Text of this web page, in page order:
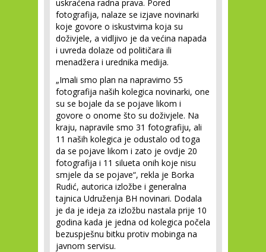
uskraćena radna prava. Pored
fotografija, nalaze se izjave novinarki
koje govore o iskustvima koja su
doživjele, a vidljivo je da većina napada
i uvreda dolaze od političara ili
menadžera i urednika medija.
„Imali smo plan na napravimo 55
fotografija naših kolegica novinarki, one
su se bojale da se pojave likom i
govore o onome što su doživjele. Na
kraju, napravile smo 31 fotografiju, ali
11 naših kolegica je odustalo od toga
da se pojave likom i zato je ovdje 20
fotografija i 11 silueta onih koje nisu
smjele da se pojave“, rekla je Borka
Rudić, autorica izložbe i generalna
tajnica Udruženja BH novinari. Dodala
je da je ideja za izložbu nastala prije 10
godina kada je jedna od kolegica počela
bezuspješnu bitku protiv mobinga na
javnom servisu.